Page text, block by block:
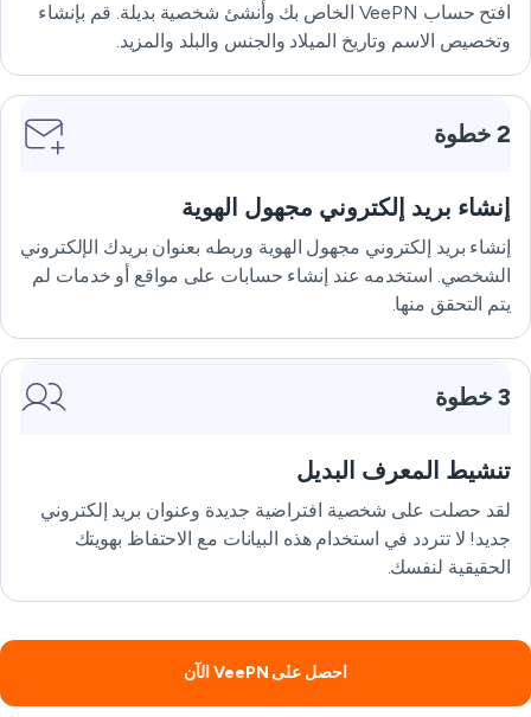
افتح حساب VeePN الخاص بك وأنشئ شخصية بديلة. قم بإنشاء
وتخصيص الاسم وتاريخ الميلاد والجنس والبلد والمزيد.
2 خطوة
إنشاء بريد إلكتروني مجهول الهوية
إنشاء بريد إلكتروني مجهول الهوية وربطه بعنوان بريدك الإلكتروني
الشخصي. استخدمه عند إنشاء حسابات على مواقع أو خدمات لم
يتم التحقق منها.
تنشيط المعرف البديل
لقد حصلت على شخصية افتراضية جديدة وعنوان بريد إلكتروني
جديد! لا تتردد في استخدام هذه البيانات مع الاحتفاظ بهويتك
الحقيقية لنفسك.
احصل على VeePN الآن